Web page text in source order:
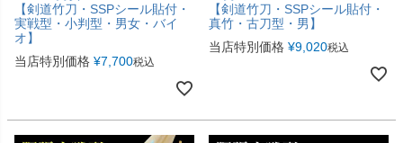
【剣道竹刀・SSPシール貼付・
実戦型・小判型・男女・バイ
オ】
当店特別価格 ¥7,700税込
【剣道竹刀・SSPシール貼付・
真竹・古刀型・男】
当店特別価格 ¥9,020税込